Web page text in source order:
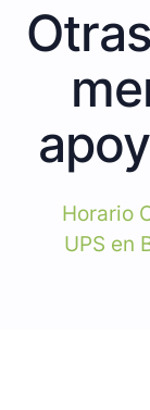
Horario
UPS en